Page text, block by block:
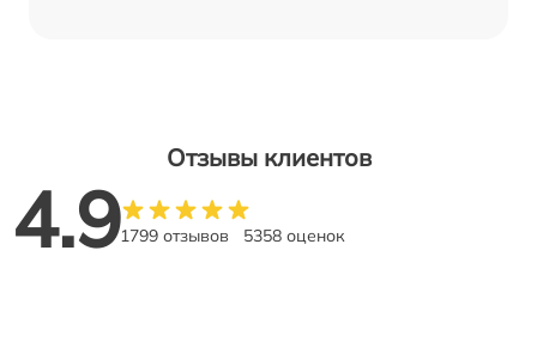
Отзывы клиентов
4.91799 отзывов 5358 оценок